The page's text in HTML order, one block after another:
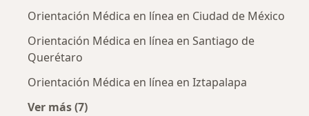
Orientación Médica en línea en Ciudad de México
Orientación Médica en línea en Santiago de
Querétaro
Orientación Médica en línea en Iztapalapa
Ver más (7)